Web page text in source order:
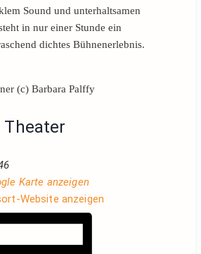
Sound und unterhaltsamen
in nur einer Stunde ein
dichtes Bühnenerlebnis.
(c) Barbara Palffy
Karte anzeigen
Website anzeigen